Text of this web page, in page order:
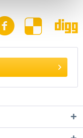
zu unseren
nutzen.